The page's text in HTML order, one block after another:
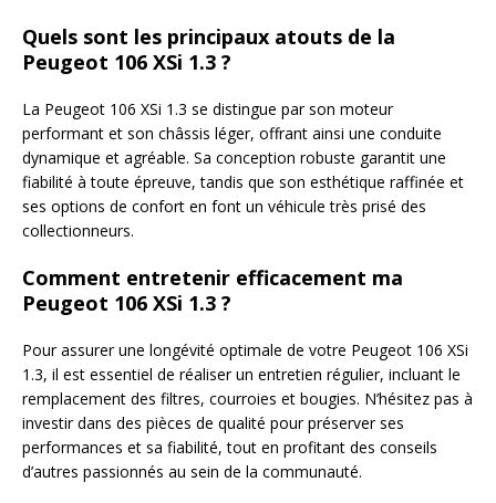
Quels sont les principaux atouts de la
Peugeot 106 XSi 1.3 ?
La Peugeot 106 XSi 1.3 se distingue par son moteur
performant et son châssis léger, offrant ainsi une conduite
dynamique et agréable. Sa conception robuste garantit une
fiabilité à toute épreuve, tandis que son esthétique raffinée et
ses options de confort en font un véhicule très prisé des
collectionneurs.
Comment entretenir efficacement ma
Peugeot 106 XSi 1.3 ?
Pour assurer une longévité optimale de votre Peugeot 106 XSi
1.3, il est essentiel de réaliser un entretien régulier, incluant le
remplacement des filtres, courroies et bougies. N’hésitez pas à
investir dans des pièces de qualité pour préserver ses
performances et sa fiabilité, tout en profitant des conseils
d’autres passionnés au sein de la communauté.